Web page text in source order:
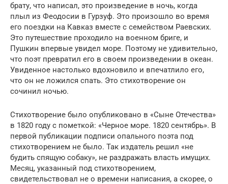
брату, что написал, это произведение в ночь, когда
плыл из Феодосии в Гурзуф. Это произошло во время
его поездки на Кавказ вместе с семейством Раевских.
Это путешествие проходило на военном бриге, и
Пушкин впервые увидел море. Поэтому не удивительно,
что поэт превратил его в своем произведении в океан.
Увиденное настолько вдохновило и впечатлило его,
что он не ложился спать. Это стихотворение он
сочинил ночью.
Стихотворение было опубликовано в «Сыне Отечества»
в 1820 году с пометкой: «Черное море. 1820 сентябрь». В
первой публикации подписи опального поэта под
стихотворением не было. Так издатель решил «не
будить спящую собаку», не раздражать власть имущих.
Месяц, указанный под стихотворением,
свидетельствовал не о времени написания, а скорее, о